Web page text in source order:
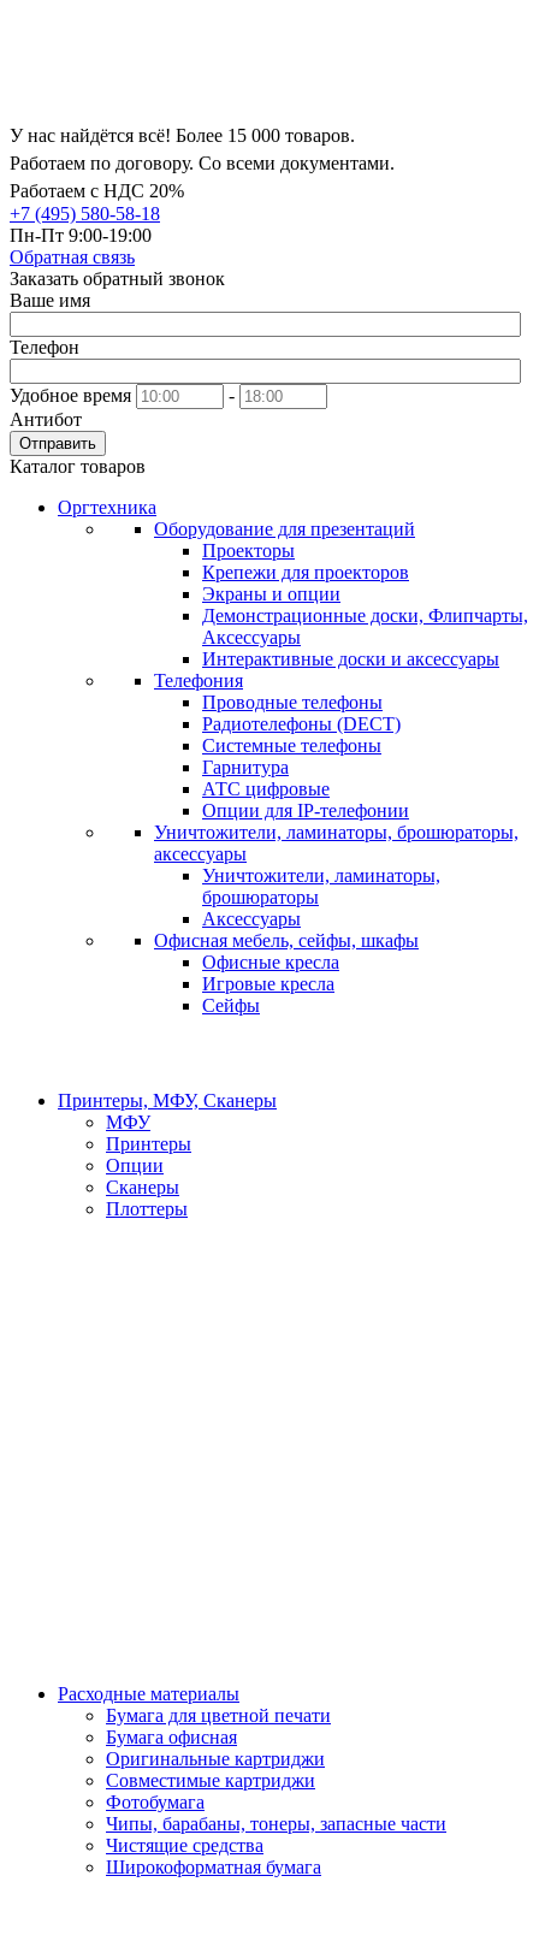
У нас найдётся всё! Более 15 000 товаров.
Работаем по договору. Со всеми документами.
Работаем с НДС 20%
+7 (495) 580-58-18
Пн-Пт 9:00-19:00
Обратная связь
Заказать обратный звонок
Ваше имя
Телефон
Удобное время
-
Антибот
Отправить
Каталог товаров
Оргтехника
Оборудование для презентаций
Проекторы
Крепежи для проекторов
Экраны и опции
Демонстрационные доски, Флипчарты,
Аксессуары
Интерактивные доски и аксессуары
Телефония
Проводные телефоны
Радиотелефоны (DECT)
Системные телефоны
Гарнитура
АТС цифровые
Опции для IP-телефонии
Уничтожители, ламинаторы, брошюраторы,
аксессуары
Уничтожители, ламинаторы,
брошюраторы
Аксессуары
Офисная мебель, сейфы, шкафы
Офисные кресла
Игровые кресла
Сейфы
Принтеры, МФУ, Сканеры
МФУ
Принтеры
Опции
Сканеры
Плоттеры
Расходные материалы
Бумага для цветной печати
Бумага офисная
Оригинальные картриджи
Совместимые картриджи
Фотобумага
Чипы, барабаны, тонеры, запасные части
Чистящие средства
Широкоформатная бумага